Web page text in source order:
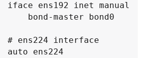
iface ens192 inet manual
# ens224 interface
auto ens224